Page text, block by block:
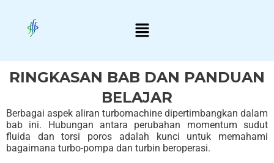
content
Menu
RINGKASAN BAB DAN PANDUAN
BELAJAR
Berbagai aspek aliran turbomachine dipertimbangkan dalam
bab ini. Hubungan antara perubahan momentum sudut
fluida dan torsi poros adalah kunci untuk memahami
bagaimana turbo-pompa dan turbin beroperasi.